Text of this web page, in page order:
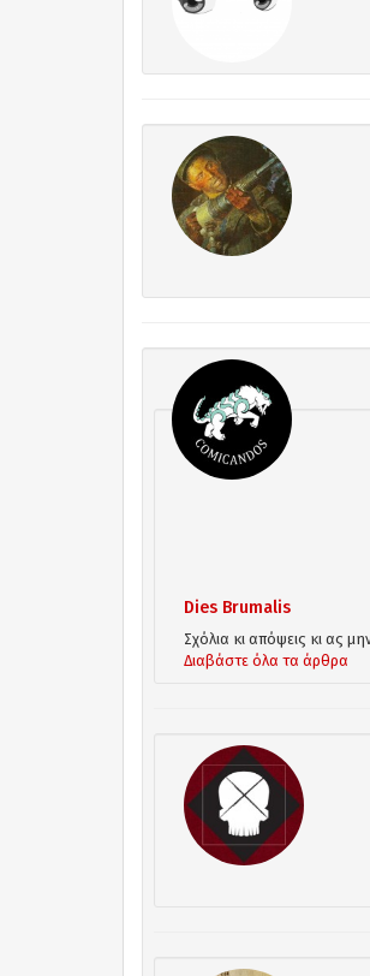
Dies Brumalis
Σχόλια κι απόψεις κι ας
Διαβάστε όλα τα άρθρα